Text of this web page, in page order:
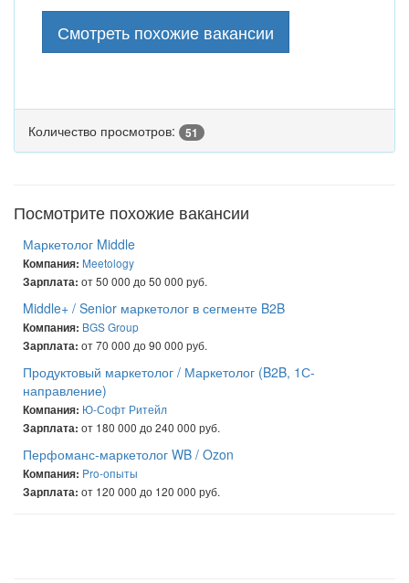
Смотреть похожие вакансии
Количество просмотров: 51
Посмотрите похожие вакансии
Маркетолог Middle
Компания: Meetology
Зарплата: от 50 000 до 50 000 руб.
Middle+ / Senior маркетолог в сегменте B2B
Компания: BGS Group
Зарплата: от 70 000 до 90 000 руб.
Продуктовый маркетолог / Маркетолог (B2B, 1С-
направление)
Компания: Ю-Софт Ритейл
Зарплата: от 180 000 до 240 000 руб.
Перфоманс-маркетолог WB / Ozon
Компания: Pro-опыты
Зарплата: от 120 000 до 120 000 руб.